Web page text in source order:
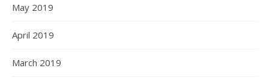
May 2019
April 2019
March 2019